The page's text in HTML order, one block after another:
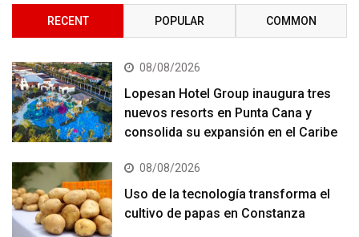
RECENT POPULAR COMMON
08/08/2026
Lopesan Hotel Group inaugura tres
nuevos resorts en Punta Cana y
consolida su expansión en el Caribe
08/08/2026
Uso de la tecnología transforma el
cultivo de papas en Constanza